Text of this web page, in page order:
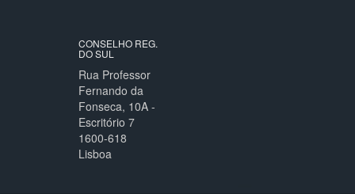
CONSELHO REG.
DO SUL
Rua Professor
Fernando da
Fonseca, 10A -
Escritório 7
1600-618
Lisboa